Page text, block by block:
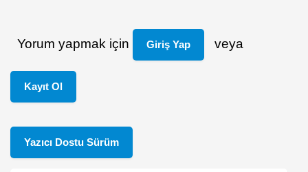
Yorum yapmak için Giriş Yap veya
Kayıt Ol
Yazıcı Dostu Sürüm